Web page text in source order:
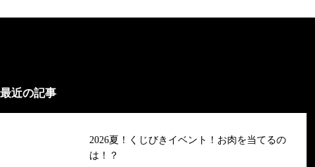
最近の記事
2026夏！くじびきイベント！お肉を当てるの
は！？